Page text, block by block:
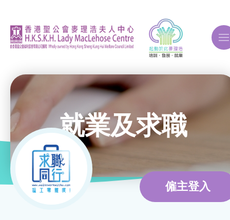
關於我們
ERB再培訓課程
就業及求職
僱主登入